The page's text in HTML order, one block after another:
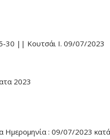
30 || Κουτσάι Ι. 09/07/2023
2023
Ημερομηνία : 09/07/2023